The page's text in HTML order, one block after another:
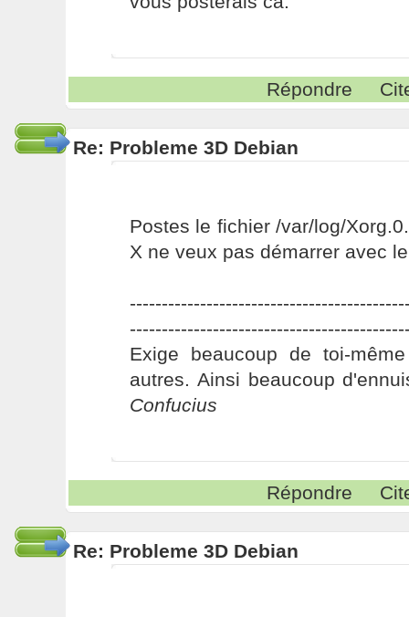
Répondre
Re: Probleme 3D Debian
Postes le fichier /var/log/
X ne veux pas démarrer avec
Exige beaucoup de toi-
autres. Ainsi beaucoup
Confucius
Répondre
Re: Probleme 3D Debian